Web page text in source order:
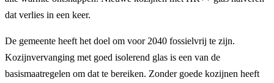
dat verlies in een keer.
De gemeente heeft het doel om voor 2040 fossielvrij te zijn.
Kozijnvervanging met goed isolerend glas is een van de
basismaatregelen om dat te bereiken. Zonder goede kozijnen heeft